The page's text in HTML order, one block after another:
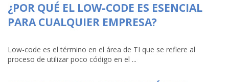
¿POR QUÉ EL LOW-CODE ES ESENCIAL
PARA CUALQUIER EMPRESA?
Low-code es el término en el área de TI que se refiere al
proceso de utilizar poco código en el ...